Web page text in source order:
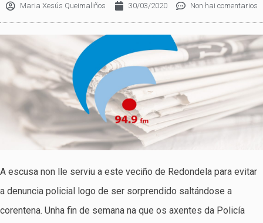
Maria Xesús Queimaliños 30/03/2020 Non hai comentarios
A escusa non lle serviu a este veciño de Redondela para evitar
a denuncia policial logo de ser sorprendido saltándose a
corentena. Unha fin de semana na que os axentes da Policía